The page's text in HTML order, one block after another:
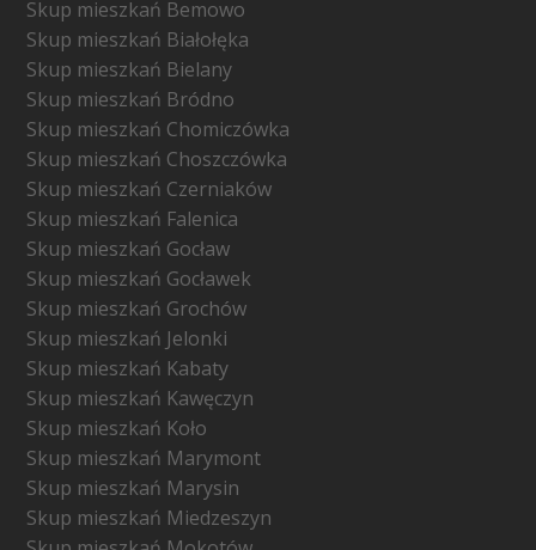
Skup mieszkań Bemowo
Skup mieszkań Białołęka
Skup mieszkań Bielany
Skup mieszkań Bródno
Skup mieszkań Chomiczówka
Skup mieszkań Choszczówka
Skup mieszkań Czerniaków
Skup mieszkań Falenica
Skup mieszkań Gocław
Skup mieszkań Gocławek
Skup mieszkań Grochów
Skup mieszkań Jelonki
Skup mieszkań Kabaty
Skup mieszkań Kawęczyn
Skup mieszkań Koło
Skup mieszkań Marymont
Skup mieszkań Marysin
Skup mieszkań Miedzeszyn